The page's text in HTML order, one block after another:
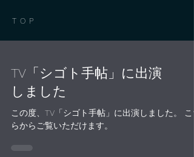
TOP
TV「シゴト手帖」に出演
しました
この度、TV「シゴト手帖」に出演しました。 こ
らからご覧いただけます。